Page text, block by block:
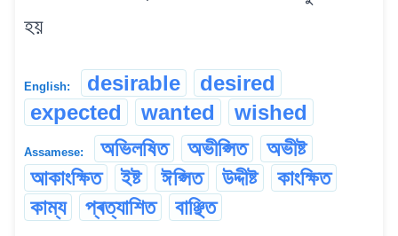
হয়
English: desirable
desired
expected
wanted wished
Assamese: অভিলষিত অভীপ্সিত
অভীষ্ট
আকাংক্ষিত
ইষ্ট ঈপ্সিত উদ্দীষ্ট
কাংক্ষিত
কাম্য
প্ৰত্যাশিত বাঞ্ছিত